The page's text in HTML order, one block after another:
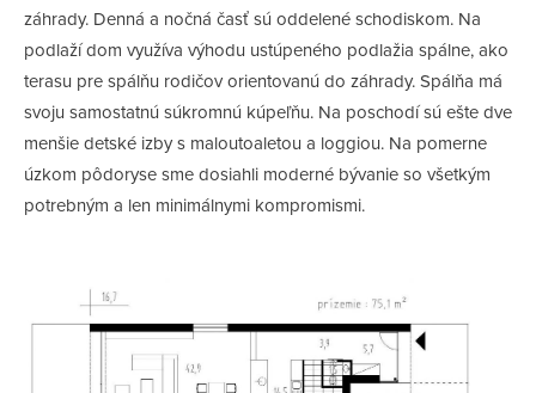
záhrady. Denná a nočná časť sú oddelené schodiskom. Na
podlaží dom využíva výhodu ustúpeného podlažia spálne, ako
terasu pre spálňu rodičov orientovanú do záhrady. Spálňa má
svoju samostatnú súkromnú kúpeľňu. Na poschodí sú ešte dve
menšie detské izby s maloutoaletou a loggiou. Na pomerne
úzkom pôdoryse sme dosiahli moderné bývanie so všetkým
potrebným a len minimálnymi kompromismi.